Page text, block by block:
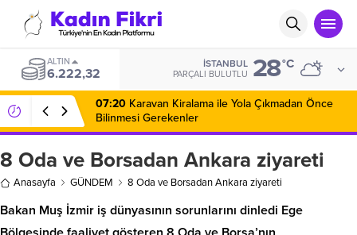
ALTIN
6.222,32
İSTANBUL
PARÇALI BULUTLU 28°C
07:20 Karavan Kiralama ile Yola Çıkmadan Önce
Bilinmesi Gerekenler
8 Oda ve Borsadan Ankara ziyareti
Anasayfa GÜNDEM 8 Oda ve Borsadan Ankara ziyareti
Bakan Muş İzmir iş dünyasının sorunlarını dinledi Ege